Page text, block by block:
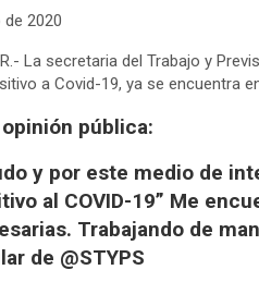
de 2020
La secretaria del Trabajo y
a Covid-19, ya se encuentra
pública:
y por este medio de
al COVID-19” Me
Trabajando de
de @STYPS